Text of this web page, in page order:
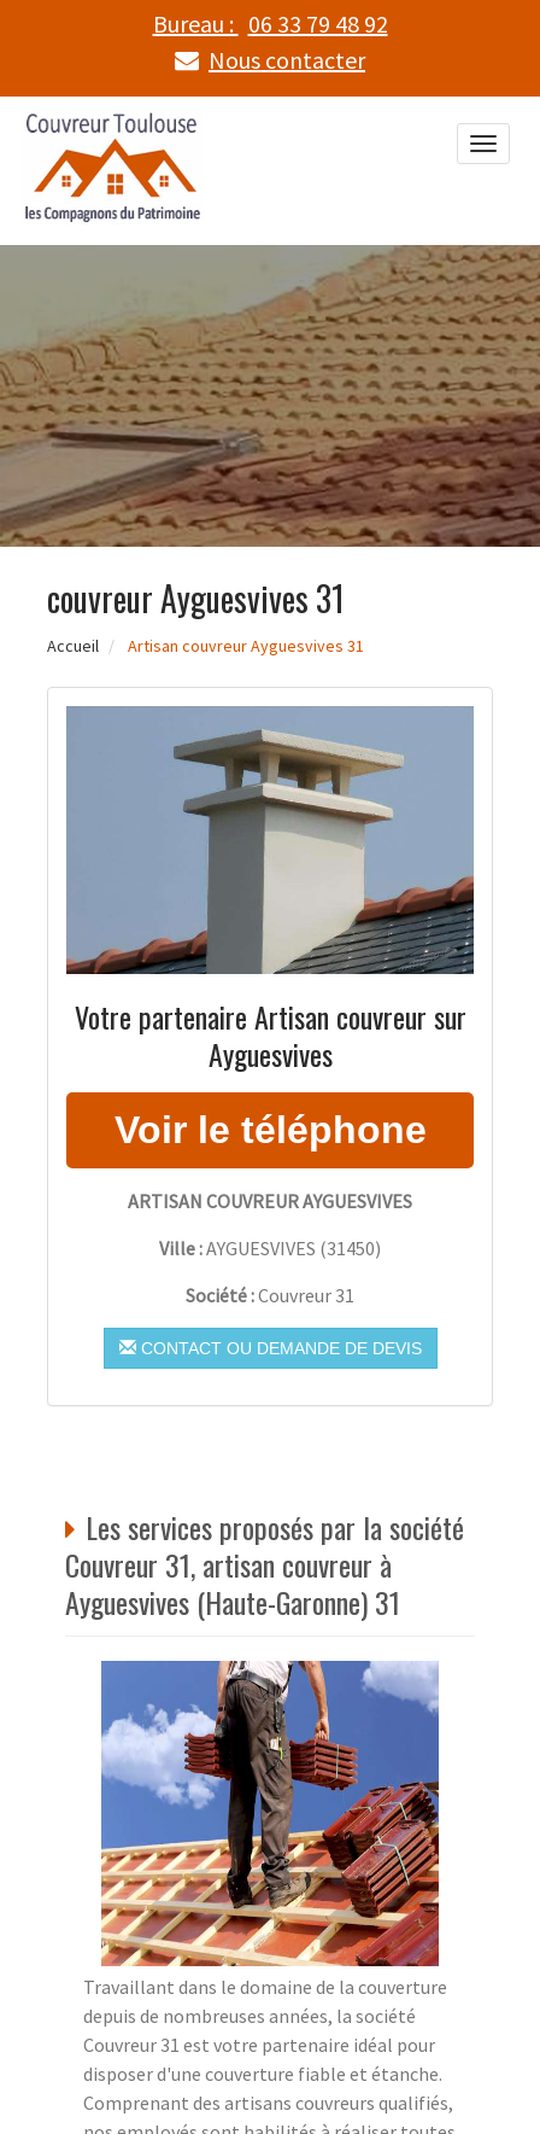
Bureau : 06 33 79 48 92
Nous contacter
Toggle
couvreur Ayguesvives 31
Accueil Artisan couvreur Ayguesvives 31
Votre partenaire Artisan couvreur sur
Ayguesvives
ARTISAN COUVREUR AYGUESVIVES
Ville :AYGUESVIVES (31450)
Société :Couvreur 31
CONTACT OU DEMANDE DE DEVIS
Les services proposés par la société
Couvreur 31, artisan couvreur à
Ayguesvives (Haute-Garonne) 31
Travaillant dans le domaine de la couverture
depuis de nombreuses années, la société
Couvreur 31 est votre partenaire idéal pour
disposer d'une couverture fiable et étanche.
Comprenant des artisans couvreurs qualifiés,